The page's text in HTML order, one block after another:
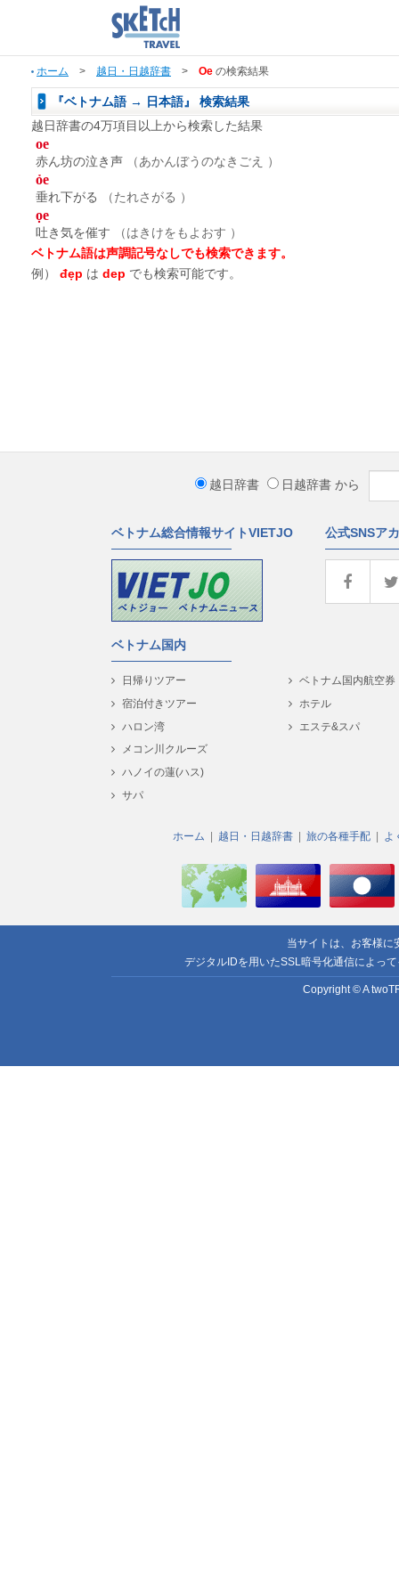
ホーム > 越日・日越辞書 > Oe の検索結果
『ベトナム語 → 日本語』 検索結果
越日辞書の4万項目以上から検索した結果
oe
赤ん坊の泣き声 （あかんぼうのなきごえ ）
ỏe
垂れ下がる （たれさがる ）
ọe
吐き気を催す （はきけをもよおす ）
ベトナム語は声調記号なしでも検索できます。
例）
đẹp は dep でも検索可能です。
越日辞書 日越辞書 から
ベトナム総合情報サイトVIETJO 公式SNSア
ベトナム国内
日帰りツアー
宿泊付きツアー
ハロン湾
メコン川クルーズ
ハノイの蓮(ハス)
サパ
ベトナム国内航空券
ホテル
エステ&スパ
ホーム 越日・日越辞書 旅の各種手配 よ
当サイトは、お客様に
デジタルIDを用いたSSL暗号化通信によっ
Copyright © A